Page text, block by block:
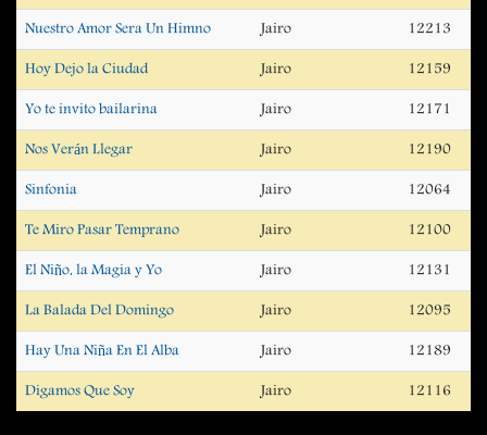
Nuestro Amor Sera Un Himno Jairo 12213
Hoy Dejo la Ciudad Jairo 12159
Yo te invito bailarina Jairo 12171
Nos Verán Llegar Jairo 12190
Sinfonia Jairo 12064
Te Miro Pasar Temprano Jairo 12100
El Niño, la Magia y Yo Jairo 12131
La Balada Del Domingo Jairo 12095
Hay Una Niña En El Alba Jairo 12189
Digamos Que Soy Jairo 12116